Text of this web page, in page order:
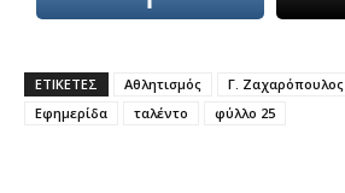
ΕΤΙΚΕΤΕΣ Αθλητισμός Γ. Ζαχαρόπουλος
Εφημερίδα
ταλέντο φύλλο 25